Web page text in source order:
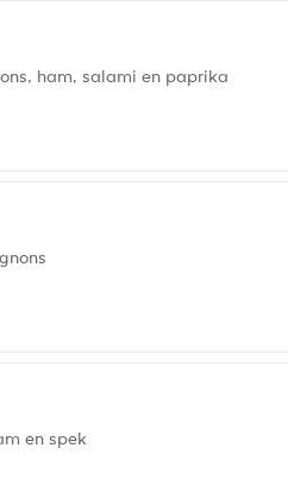
ham, salami en paprika
en spek